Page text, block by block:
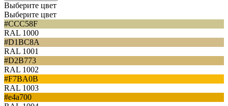
Выберите цвет
Выберите цвет
#CCC58F
RAL 1000
#D1BC8A
RAL 1001
#D2B773
RAL 1002
#F7BA0B
RAL 1003
#e4a700